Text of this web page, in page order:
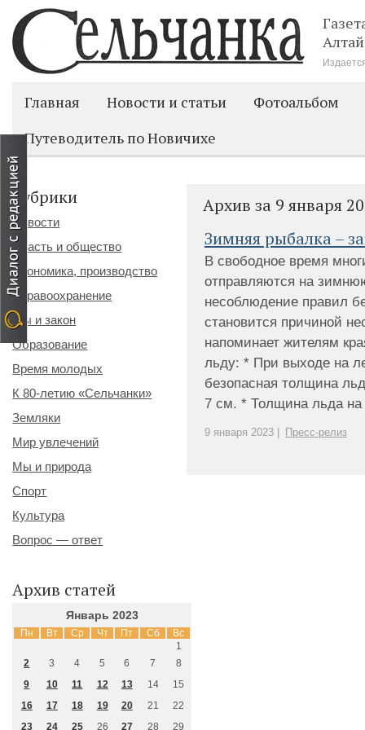
Главная Новости и статьи
Фотоальбом
Путеводитель по Новичихе
Архив за 9 января
Зимняя рыбалка –
В свободное время
отправляются на
несоблюдение правил
становится причиной
напоминает жителям
льду: * При выходе на
безопасная толщина
7 см. * Толщина льда
9 января 2023 | Пресс-релиз
Рубрики
Новости
Власть и общество
Экономика, производство
Здравоохранение
Мы и закон
Образование
Время молодых
К 80-летию «Сельчанки»
Земляки
Мир увлечений
Мы и природа
Спорт
Культура
Вопрос — ответ
Архив статей
Январь 2023
Пн Вт Ср Чт Пт Сб Вс
1
2
3 4 5 6 7
8
9
10 11 12 13 14
15
16
17 18 19 20 21
22
23
24 25 26 27 28
29